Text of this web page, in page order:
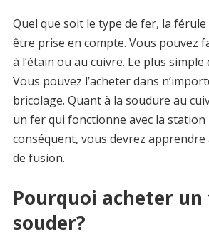
Quel que soit le type de fer, la
être prise en compte. Vous pouvez
à l’étain ou au cuivre. Le plus simple
Vous pouvez l’acheter dans
bricolage. Quant à la soudure au
un fer qui fonctionne avec la station
conséquent, vous devrez
de fusion.
Pourquoi acheter un
souder?